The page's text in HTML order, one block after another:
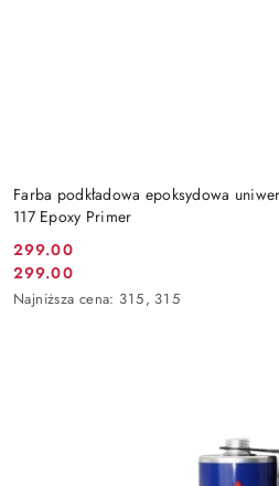
Farba podkładowa epoksydowa
117 Epoxy Primer
Cena
promocyjna:
299.00
Cena
promocyjna:
299.00
Najniższa
Najniższa cena: 315, 315